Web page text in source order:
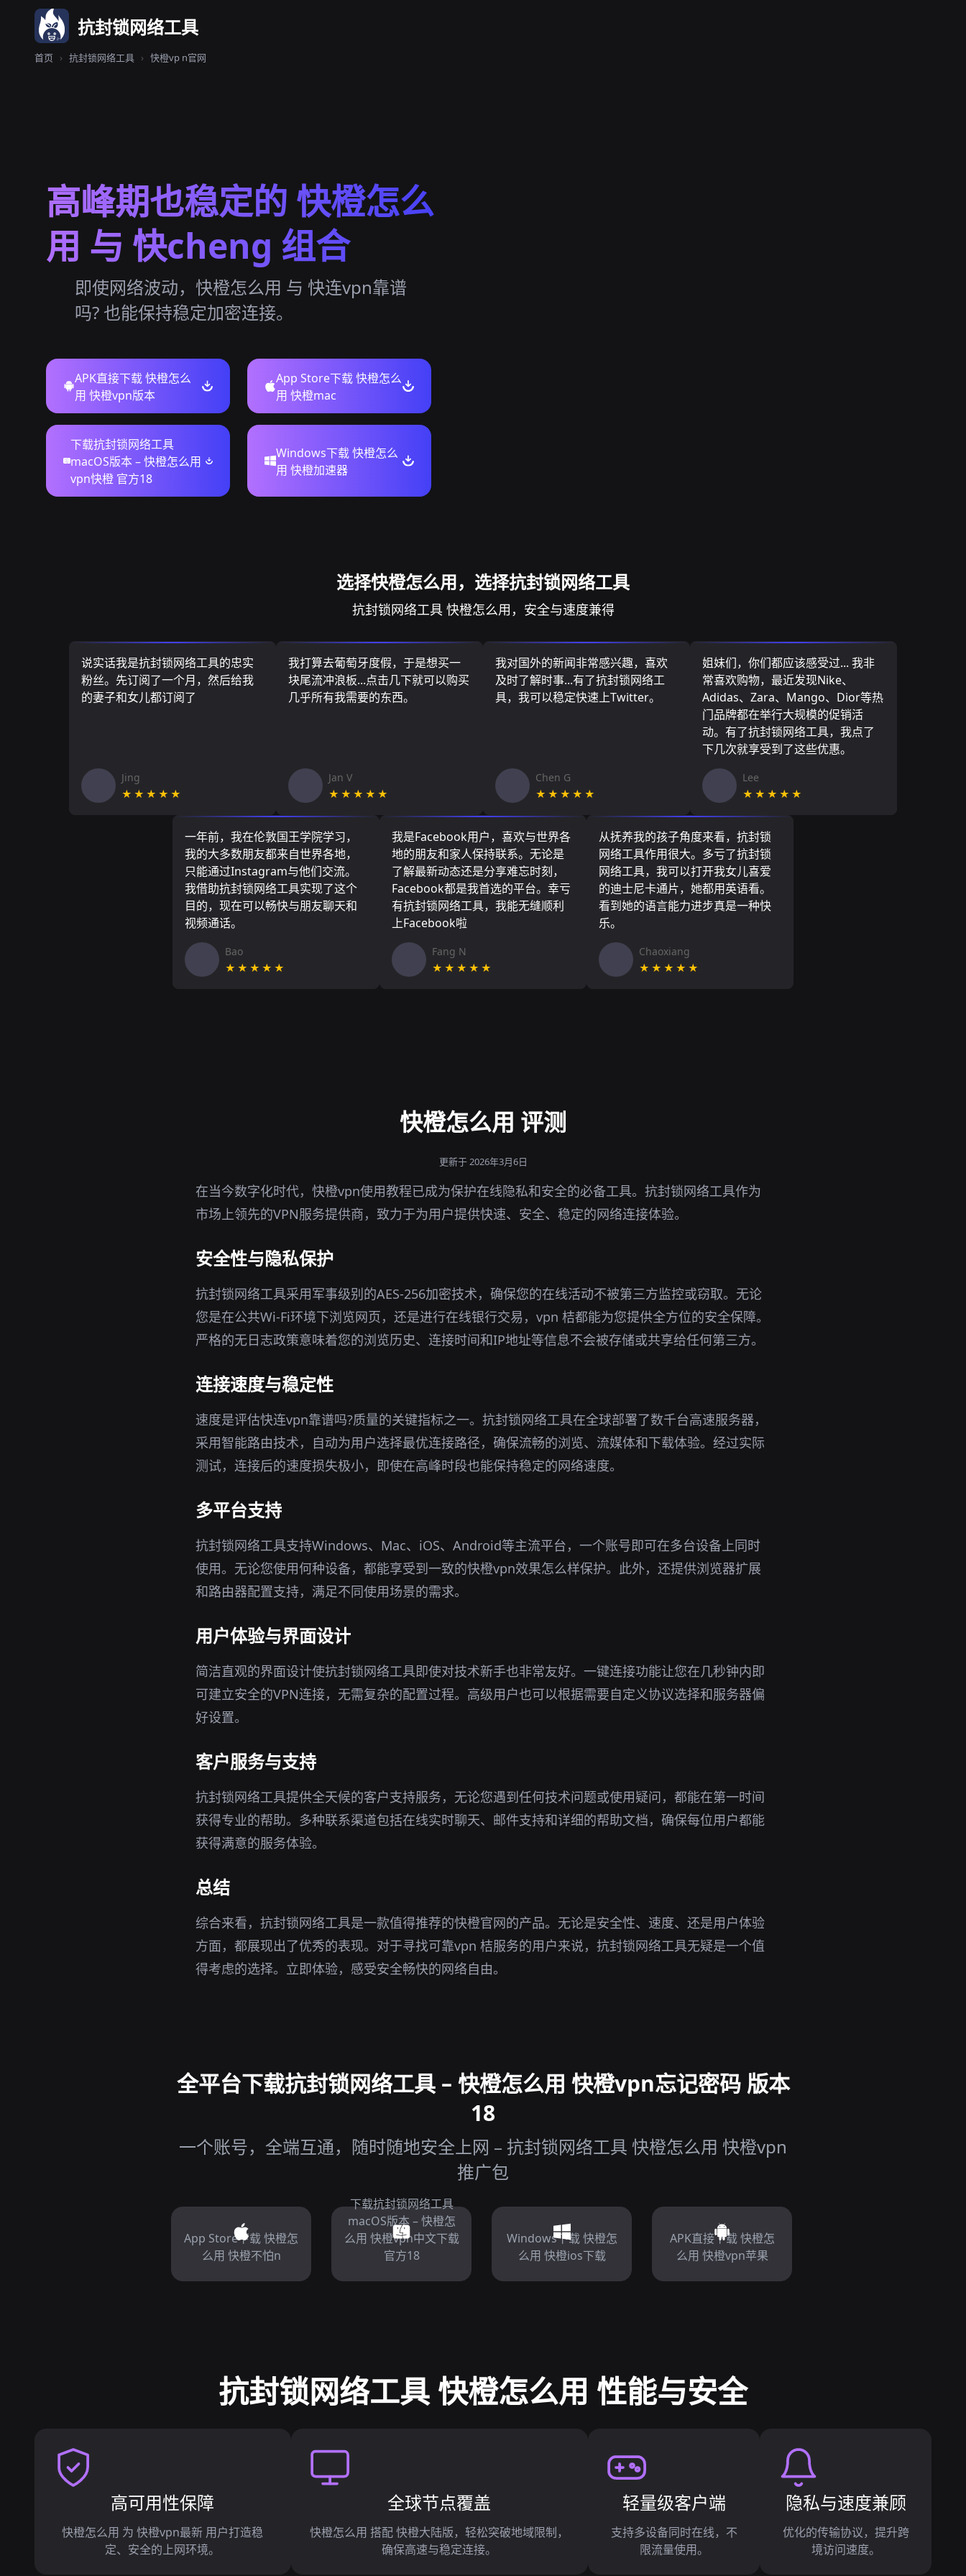
抗封锁网络工具
首页 › 抗封锁网络工具 › 快橙vp n官网
高峰期也稳定的 快橙怎么
用 与 快cheng 组合
即使网络波动，快橙怎么用 与 快连vpn靠谱
吗? 也能保持稳定加密连接。
APK直接下载 快橙怎么
用 快橙vpn版本
App Store下载 快橙怎么
用 快橙mac
下载抗封锁网络工具
macOS版本 – 快橙怎么用
vpn快橙 官方18
Windows下载 快橙怎么
用 快橙加速器
选择快橙怎么用，选择抗封锁网络工具
抗封锁网络工具 快橙怎么用，安全与速度兼得
说实话我是抗封锁网络工具的忠实
粉丝。先订阅了一个月，然后给我
的妻子和女儿都订阅了
Jing
★★★★★
我打算去葡萄牙度假，于是想买一
块尾流冲浪板...点击几下就可以购买
几乎所有我需要的东西。
Jan V
★★★★★
我对国外的新闻非常感兴趣，喜欢
及时了解时事...有了抗封锁网络工
具，我可以稳定快速上Twitter。
Chen G
★★★★★
姐妹们，你们都应该感受过... 我非
常喜欢购物，最近发现Nike、
Adidas、Zara、Mango、Dior等热
门品牌都在举行大规模的促销活
动。有了抗封锁网络工具，我点了
下几次就享受到了这些优惠。
Lee
★★★★★
一年前，我在伦敦国王学院学习，
我的大多数朋友都来自世界各地，
只能通过Instagram与他们交流。
我借助抗封锁网络工具实现了这个
目的，现在可以畅快与朋友聊天和
视频通话。
Bao
★★★★★
我是Facebook用户，喜欢与世界各
地的朋友和家人保持联系。无论是
了解最新动态还是分享难忘时刻，
Facebook都是我首选的平台。幸亏
有抗封锁网络工具，我能无缝顺利
上Facebook啦
Fang N
★★★★★
从抚养我的孩子角度来看，抗封锁
网络工具作用很大。多亏了抗封锁
网络工具，我可以打开我女儿喜爱
的迪士尼卡通片，她都用英语看。
看到她的语言能力进步真是一种快
乐。
Chaoxiang
★★★★★
快橙怎么用 评测
更新于 2026年3月6日
在当今数字化时代，快橙vpn使用教程已成为保护在线隐私和安全的必备工具。抗封锁网络工具作为
市场上领先的VPN服务提供商，致力于为用户提供快速、安全、稳定的网络连接体验。
安全性与隐私保护
抗封锁网络工具采用军事级别的AES-256加密技术，确保您的在线活动不被第三方监控或窃取。无论
您是在公共Wi-Fi环境下浏览网页，还是进行在线银行交易，vpn 桔都能为您提供全方位的安全保障。
严格的无日志政策意味着您的浏览历史、连接时间和IP地址等信息不会被存储或共享给任何第三方。
连接速度与稳定性
速度是评估快连vpn靠谱吗?质量的关键指标之一。抗封锁网络工具在全球部署了数千台高速服务器，
采用智能路由技术，自动为用户选择最优连接路径，确保流畅的浏览、流媒体和下载体验。经过实际
测试，连接后的速度损失极小，即使在高峰时段也能保持稳定的网络速度。
多平台支持
抗封锁网络工具支持Windows、Mac、iOS、Android等主流平台，一个账号即可在多台设备上同时
使用。无论您使用何种设备，都能享受到一致的快橙vpn效果怎么样保护。此外，还提供浏览器扩展
和路由器配置支持，满足不同使用场景的需求。
用户体验与界面设计
简洁直观的界面设计使抗封锁网络工具即使对技术新手也非常友好。一键连接功能让您在几秒钟内即
可建立安全的VPN连接，无需复杂的配置过程。高级用户也可以根据需要自定义协议选择和服务器偏
好设置。
客户服务与支持
抗封锁网络工具提供全天候的客户支持服务，无论您遇到任何技术问题或使用疑问，都能在第一时间
获得专业的帮助。多种联系渠道包括在线实时聊天、邮件支持和详细的帮助文档，确保每位用户都能
获得满意的服务体验。
总结
综合来看，抗封锁网络工具是一款值得推荐的快橙官网的产品。无论是安全性、速度、还是用户体验
方面，都展现出了优秀的表现。对于寻找可靠vpn 桔服务的用户来说，抗封锁网络工具无疑是一个值
得考虑的选择。立即体验，感受安全畅快的网络自由。
全平台下载抗封锁网络工具 – 快橙怎么用 快橙vpn忘记密码 版本
18
一个账号，全端互通，随时随地安全上网 – 抗封锁网络工具 快橙怎么用 快橙vpn
推广包
App Store下载 快橙怎
么用 快橙不怕n
下载抗封锁网络工具
macOS版本 – 快橙怎
么用 快橙vpn中文下载
官方18
Windows下载 快橙怎
么用 快橙ios下载
APK直接下载 快橙怎
么用 快橙vpn苹果
抗封锁网络工具 快橙怎么用 性能与安全
高可用性保障
快橙怎么用 为 快橙vpn最新 用户打造稳
定、安全的上网环境。
全球节点覆盖
快橙怎么用 搭配 快橙大陆版，轻松突破地域限制，
确保高速与稳定连接。
轻量级客户端
支持多设备同时在线，不
限流量使用。
隐私与速度兼顾
优化的传输协议，提升跨
境访问速度。